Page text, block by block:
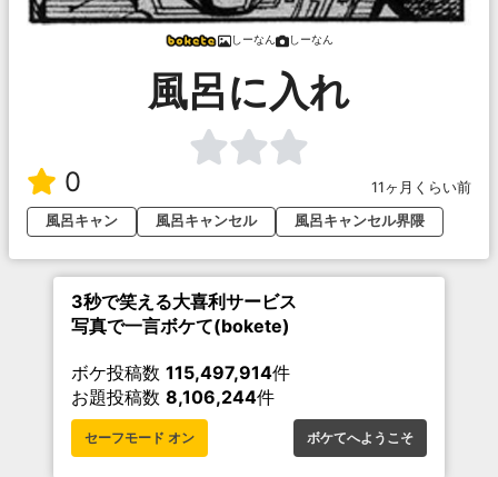
しーなん しーなん
風呂に入れ
0
11ヶ月くらい前
風呂キャン
風呂キャンセル 風呂キャンセル界隈
3秒で笑える大喜利サービス
写真で一言ボケて(bokete)
ボケ投稿数 115,497,914件
お題投稿数 8,106,244件
セーフモード オン ボケてへようこそ